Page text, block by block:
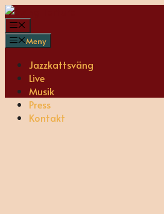
Hoppa
till
innehåll
Meny
Jazzkattsväng
Live
Musik
Press
Kontakt